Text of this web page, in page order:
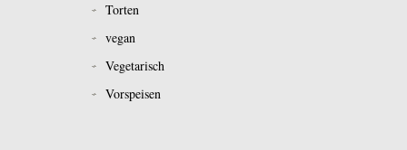
Torten
vegan
Vegetarisch
Vorspeisen